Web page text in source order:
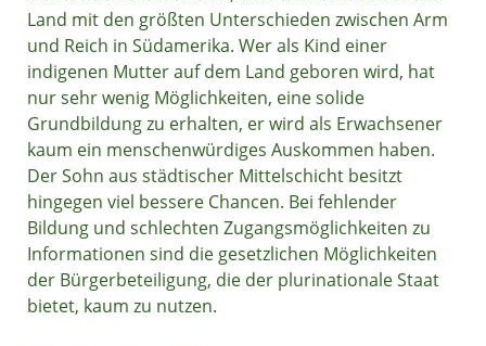
Land mit den größten Unterschieden zwischen Arm
und Reich in Südamerika. Wer als Kind einer
indigenen Mutter auf dem Land geboren wird, hat
nur sehr wenig Möglichkeiten, eine solide
Grundbildung zu erhalten, er wird als Erwachsener
kaum ein menschenwürdiges Auskommen haben.
Der Sohn aus städtischer Mittelschicht besitzt
hingegen viel bessere Chancen. Bei fehlender
Bildung und schlechten Zugangsmöglichkeiten zu
Informationen sind die gesetzlichen Möglichkeiten
der Bürgerbeteiligung, die der plurinationale Staat
bietet, kaum zu nutzen.